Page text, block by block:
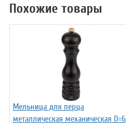
Похожие товары
Мельница для перца
металлическая механическая D=6